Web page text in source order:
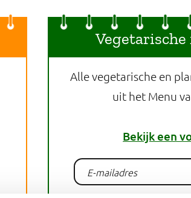
Alle vegetarische en
uit het Menu
Bekijk een